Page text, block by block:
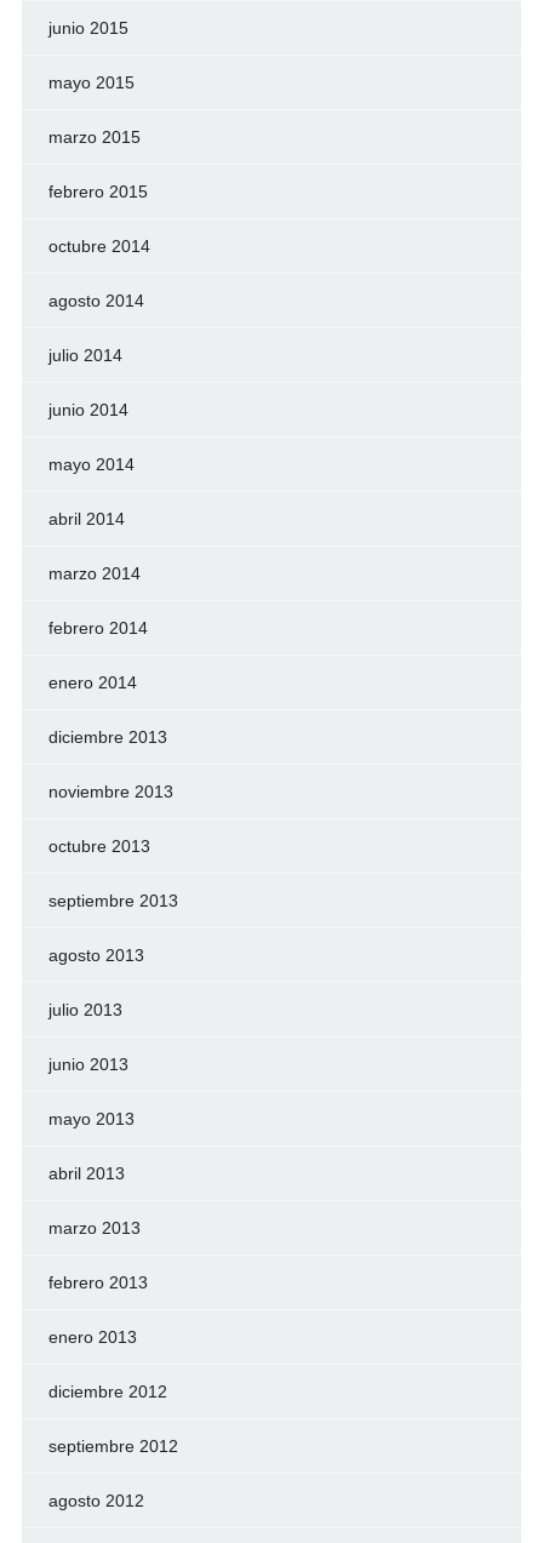
junio 2015
mayo 2015
marzo 2015
febrero 2015
octubre 2014
agosto 2014
julio 2014
junio 2014
mayo 2014
abril 2014
marzo 2014
febrero 2014
enero 2014
diciembre 2013
noviembre 2013
octubre 2013
septiembre 2013
agosto 2013
julio 2013
junio 2013
mayo 2013
abril 2013
marzo 2013
febrero 2013
enero 2013
diciembre 2012
septiembre 2012
agosto 2012